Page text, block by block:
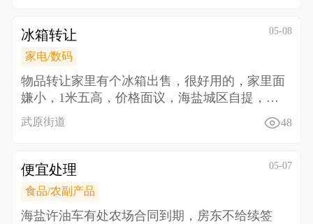
冰箱转让 05-08
家电/数码
物品转让 家里有个冰箱出售，很好用的，家里面
嫌小，1米五高，价格面议，海盐城区自提，电
话13645
武原街道 48
便宜处理 05-07
食品/农副产品
海盐许油车有处农场合同到期，房东不给续签